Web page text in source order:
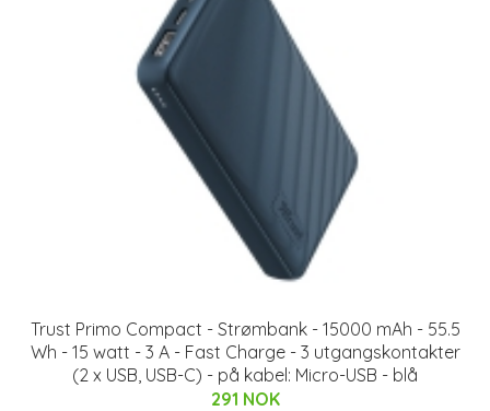
Trust Primo Compact - Strømbank - 15000 mAh - 55.5
Wh - 15 watt - 3 A - Fast Charge - 3 utgangskontakter
(2 x USB, USB-C) - på kabel: Micro-USB - blå
291 NOK